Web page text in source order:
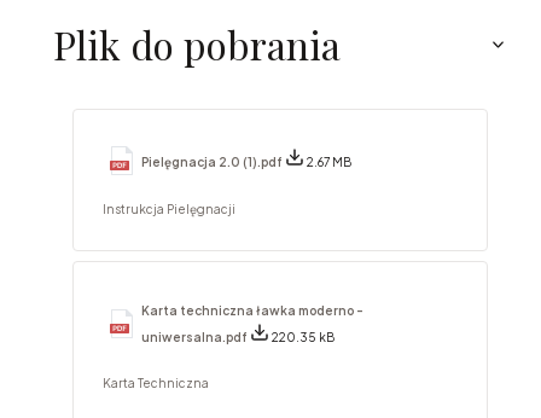
Plik do pobrania
Pielęgnacja 2.0 (1).pdf 2.67 MB
Instrukcja Pielęgnacji
Karta techniczna ławka moderno -
uniwersalna.pdf
220.35 kB
Karta Techniczna